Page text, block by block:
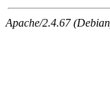
Apache/2.4.67